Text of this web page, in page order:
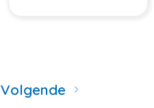
Volgende